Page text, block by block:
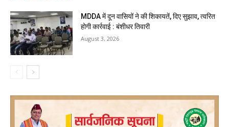
MDDA में दून वासियों ने की शिकायतें, दिए सुझाव, त्वरित
होगी कार्रवाई : बंशीधर तिवारी
August 3, 2026